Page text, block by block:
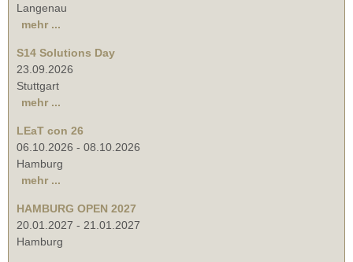
Langenau
mehr ...
S14 Solutions Day
23.09.2026
Stuttgart
mehr ...
LEaT con 26
06.10.2026 - 08.10.2026
Hamburg
mehr ...
HAMBURG OPEN 2027
20.01.2027 - 21.01.2027
Hamburg